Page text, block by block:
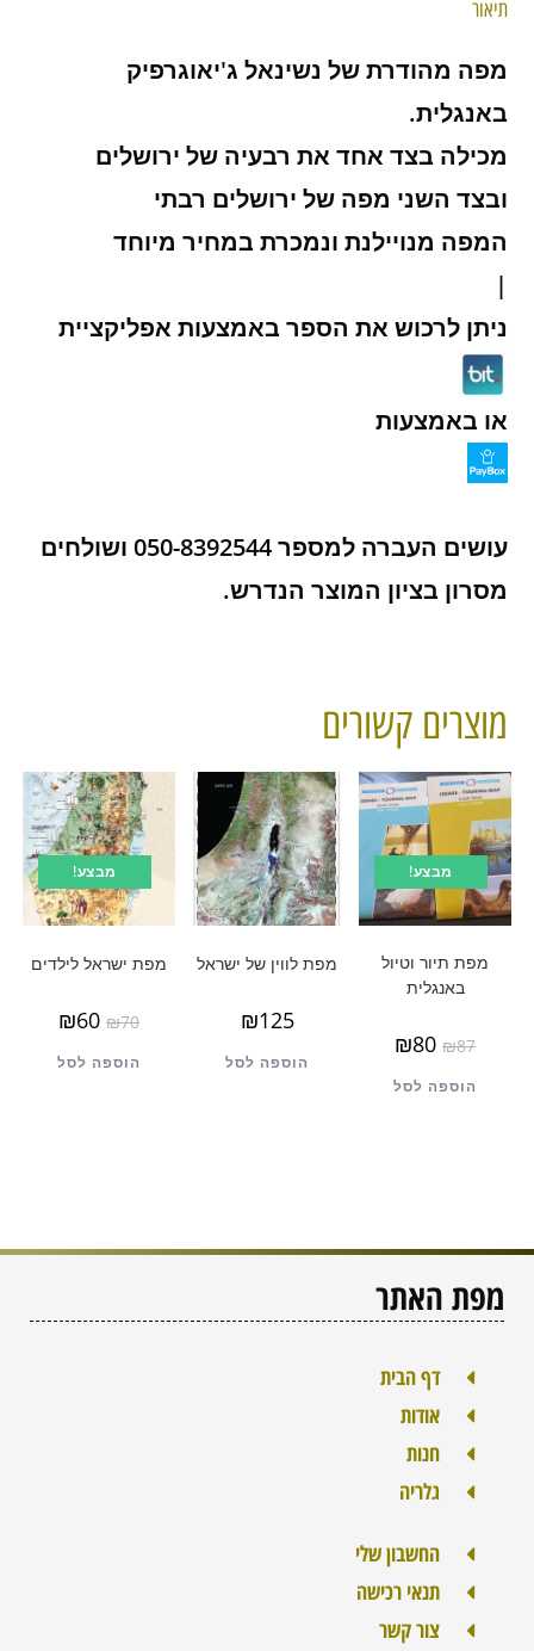
תיאור
מפה מהודרת של נשינאל ג'יאוגרפיק
באנגלית.
מכילה בצד אחד את רבעיה של ירושלים
ובצד השני מפה של ירושלים רבתי
המפה מנויילנת ונמכרת במחיר מיוחד
|
ניתן לרכוש את הספר באמצעות אפליקציית
או באמצעות
עושים העברה למספר 050-8392544 ושולחים
מסרון בציון המוצר הנדרש.
מוצרים קשורים
מבצע!
מפת תיור וטיול
באנגלית
₪87
₪80
הוספה לסל
מפת לווין של ישראל
₪125
הוספה לסל
מבצע!
מפת ישראל לילדים
₪70
₪60
הוספה לסל
מפת האתר
דף הבית
אודות
חנות
גלריה
החשבון שלי
תנאי רכישה
צור קשר